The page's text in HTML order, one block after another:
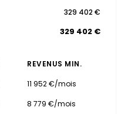
329 402 €
329 402 €
REVENUS MIN.
11 952 €/mois
8 779 €/mois